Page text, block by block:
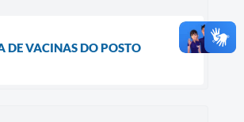
DE VACINAS DO POSTO